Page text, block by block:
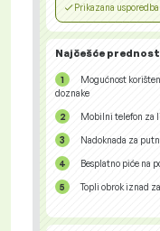
Prikazana
Najčešće
Mogućnost
doznake
Mobilni telefon za
Nadoknada za
Besplatno piće na
Topli obrok iznad